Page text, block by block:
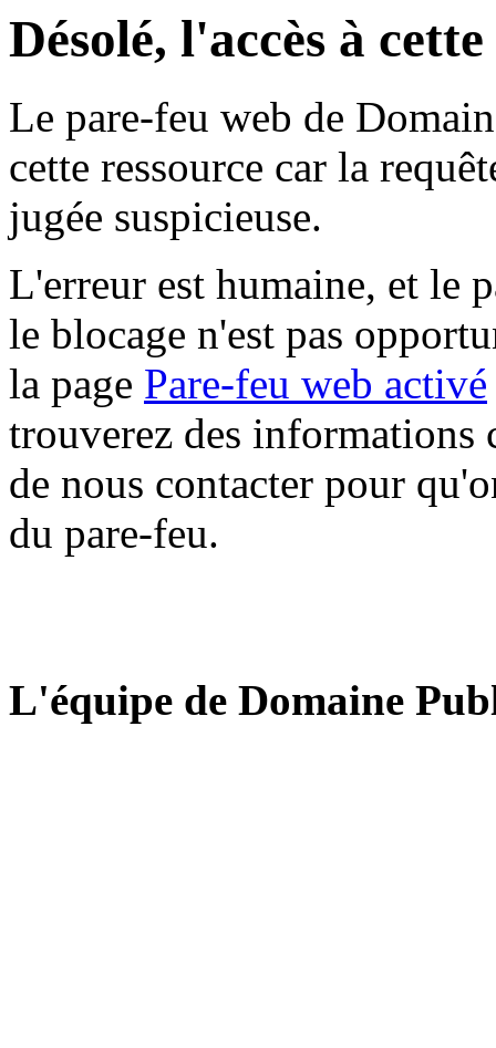
Désolé, l'accès à
Le pare-feu web de
cette ressource car la
jugée suspicieuse.
L'erreur est humaine, et le
le blocage n'est pas
la page Pare-feu web activé
trouverez des informations
de nous contacter pour
du pare-feu.
L'équipe de Domaine